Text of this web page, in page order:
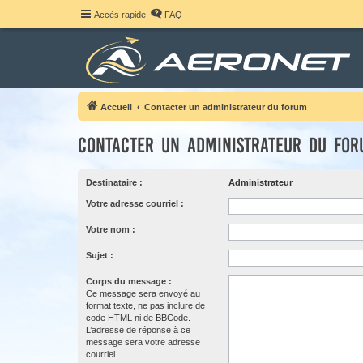
Accès rapide FAQ
Accueil Contacter un administrateur du forum
Contacter un administrateur du
Destinataire : Administrateur
Votre adresse courriel :
Votre nom :
Sujet :
Corps du message :
Ce message sera envoyé au
format texte, ne pas inclure de
code HTML ni de BBCode.
L’adresse de réponse à ce
message sera votre adresse
courriel.